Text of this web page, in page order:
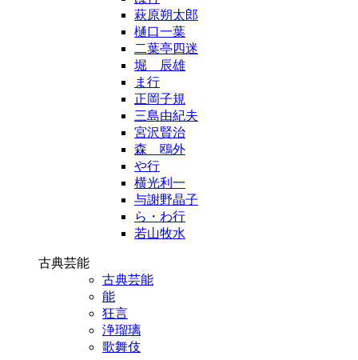
萩原朔太郎
樋口一葉
二葉亭四迷
堀 辰雄
ま行
正岡子規
三島由紀夫
宮沢賢治
森 鴎外
や行
横光利一
与謝野晶子
ら・わ行
若山牧水
古典芸能
古典芸能
能
狂言
浄瑠璃
歌舞伎